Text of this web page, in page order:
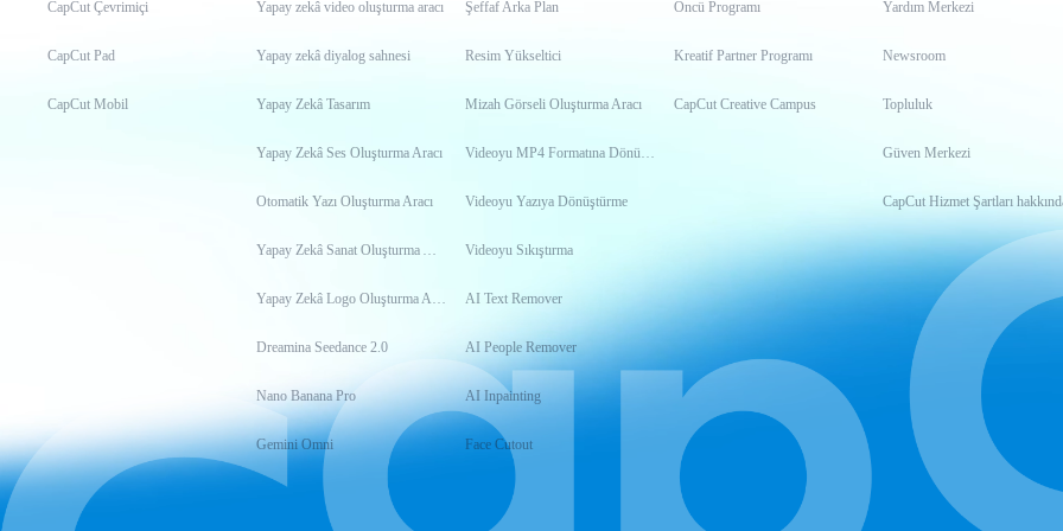
CapCut Çevrimiçi
CapCut Pad
CapCut Mobil
Yapay zekâ video oluşturma aracı
Yapay zekâ diyalog sahnesi
Yapay Zekâ Tasarım
Yapay Zekâ Ses Oluşturma Aracı
Otomatik Yazı Oluşturma Aracı
Yapay Zekâ Sanat Oluşturma Aracı
Yapay Zekâ Logo Oluşturma Aracı
Dreamina Seedance 2.0
Nano Banana Pro
Gemini Omni
Şeffaf Arka Plan
Resim Yükseltici
Mizah Görseli Oluşturma Aracı
Videoyu MP4 Formatına Dönüştürme
Videoyu Yazıya Dönüştürme
Videoyu Sıkıştırma
AI Text Remover
AI People Remover
AI Inpainting
Face Cutout
Öncü Programı
Kreatif Partner Programı
CapCut Creative Campus
Yardım Merkezi
Newsroom
Topluluk
Güven Merkezi
CapCut Hizmet Şartları